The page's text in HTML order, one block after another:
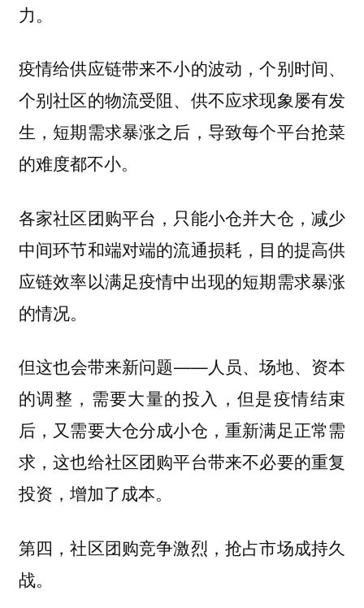
力。
疫情给供应链带来不小的波动，个别时间、
个别社区的物流受阻、供不应求现象屡有发
生，短期需求暴涨之后，导致每个平台抢菜
的难度都不小。
各家社区团购平台，只能小仓并大仓，减少
中间环节和端对端的流通损耗，目的提高供
应链效率以满足疫情中出现的短期需求暴涨
的情况。
但这也会带来新问题——人员、场地、资本
的调整，需要大量的投入，但是疫情结束
后，又需要大仓分成小仓，重新满足正常需
求，这也给社区团购平台带来不必要的重复
投资，增加了成本。
第四，社区团购竞争激烈，抢占市场成持久
战。